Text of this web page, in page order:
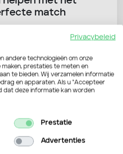
match
het succes van jouw
geloven we in de kracht…
Privacybeleid
andere technologieën om onze
prestaties te meten en
te bieden. Wij verzamelen informatie
en apparaten. Als u “Accepteer
dat deze informatie kan worden
Prestatie
Advertenties